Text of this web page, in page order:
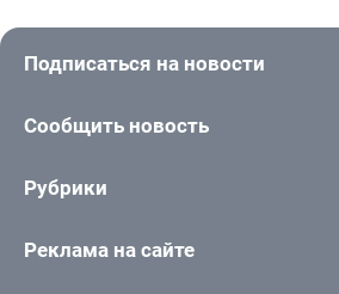
Подписаться на новости
Сообщить новость
Рубрики
Реклама на сайте